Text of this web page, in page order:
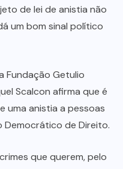
de lei de anistia não
um bom sinal político
Fundação Getulio
Scalcon afirma que é
uma anistia a pessoas
de Direito.
que querem, pelo